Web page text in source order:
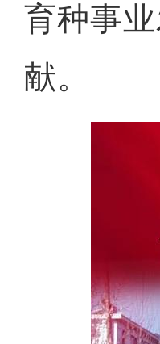
育种事
献。